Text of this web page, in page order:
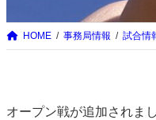
HOME 事務局情報 試合情
オープン戦が追加されま